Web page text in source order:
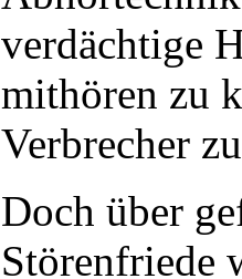
verdächtige
mithören zu
Verbrecher
Doch über
Störenfriede